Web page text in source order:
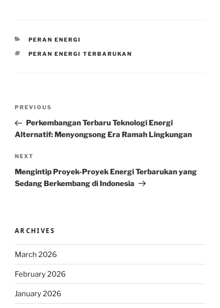
CATEGORIES
PERAN ENERGI
TAGS
PERAN ENERGI TERBARUKAN
Previous
Post
PREVIOUS
Perkembangan Terbaru Teknologi Energi
Alternatif: Menyongsong Era Ramah Lingkungan
Next
Post
NEXT
Mengintip Proyek-Proyek Energi Terbarukan yang
Sedang Berkembang di Indonesia
ARCHIVES
March 2026
February 2026
January 2026